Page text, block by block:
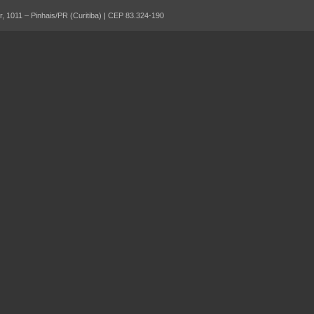
1011 – Pinhais/PR (Curitiba) | CEP 83.324-190